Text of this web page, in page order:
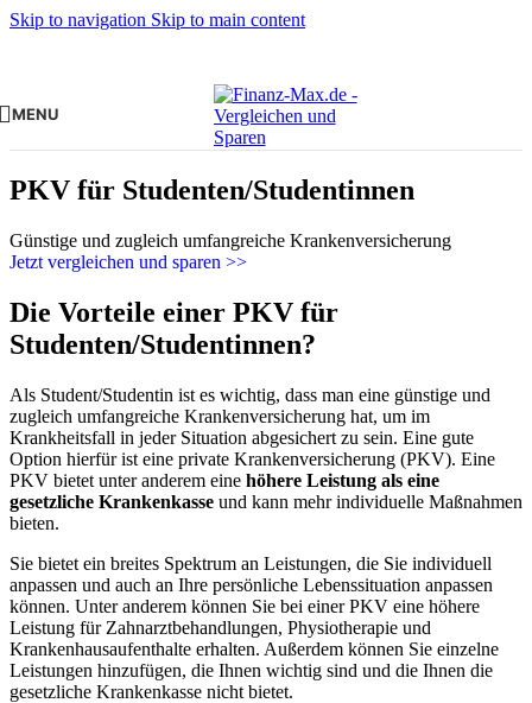
Skip to navigation Skip to main content
MENU
PKV für Studenten/Studentinnen
Günstige und zugleich umfangreiche Krankenversicherung
Jetzt vergleichen und sparen >>
Die Vorteile einer PKV für
Studenten/Studentinnen?
Als Student/Studentin ist es wichtig, dass man eine günstige und
zugleich umfangreiche Krankenversicherung hat, um im
Krankheitsfall in jeder Situation abgesichert zu sein. Eine gute
Option hierfür ist eine private Krankenversicherung (PKV). Eine
PKV bietet unter anderem eine höhere Leistung als eine
gesetzliche Krankenkasse und kann mehr individuelle Maßnahmen
bieten.
Sie bietet ein breites Spektrum an Leistungen, die Sie individuell
anpassen und auch an Ihre persönliche Lebenssituation anpassen
können. Unter anderem können Sie bei einer PKV eine höhere
Leistung für Zahnarztbehandlungen, Physiotherapie und
Krankenhausaufenthalte erhalten. Außerdem können Sie einzelne
Leistungen hinzufügen, die Ihnen wichtig sind und die Ihnen die
gesetzliche Krankenkasse nicht bietet.